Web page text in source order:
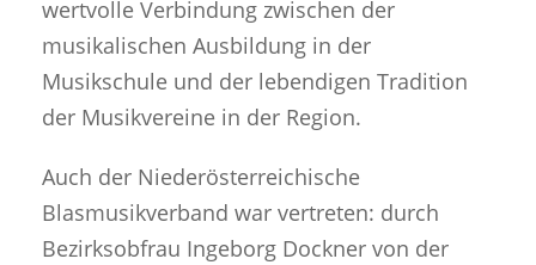
wertvolle Verbindung zwischen der
musikalischen Ausbildung in der
Musikschule und der lebendigen Tradition
der Musikvereine in der Region.
Auch der Niederösterreichische
Blasmusikverband war vertreten: durch
Bezirksobfrau Ingeborg Dockner von der